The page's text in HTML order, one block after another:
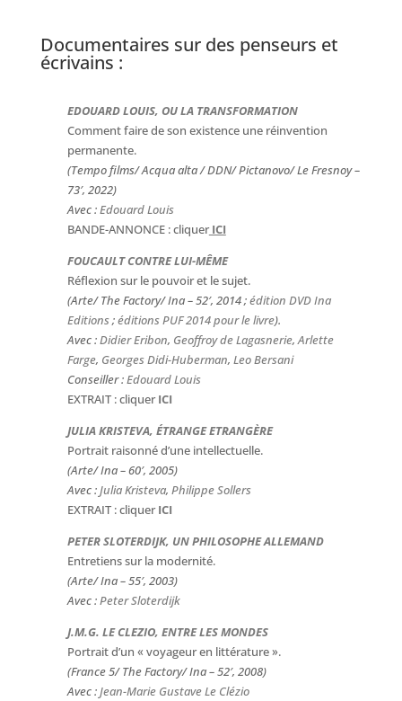
Documentaires sur des penseurs et
écrivains :
EDOUARD LOUIS, OU LA TRANSFORMATION
Comment faire de son existence une réinvention
permanente.
(Tempo films/ Acqua alta / DDN/ Pictanovo/ Le Fresnoy –
73′, 2022)
Avec :Edouard Louis
BANDE-ANNONCE : cliquerICI
FOUCAULT CONTRE LUI-MÊME
Réflexion sur le pouvoir et le sujet.
(Arte/ The Factory/ Ina – 52′, 2014 ;édition DVD Ina
Editions;éditions PUF 2014 pour le livre).
Avec :Didier Eribon, Geoffroy de Lagasnerie,Arlette
Farge, Georges Didi-Huberman, Leo Bersani
Conseiller :Edouard Louis
EXTRAIT : cliquerICI
JULIA KRISTEVA, ÉTRANGE ETRANGÈRE
Portrait raisonné d’une intellectuelle.
(Arte/ Ina – 60′, 2005)
Avec :Julia Kristeva, Philippe Sollers
EXTRAIT : cliquerICI
PETER SLOTERDIJK, UN PHILOSOPHE ALLEMAND
Entretiens sur la modernité.
(Arte/ Ina – 55′, 2003)
Avec :Peter Sloterdijk
J.M.G. LE CLEZIO, ENTRE LES MONDES
Portrait d’un « voyageur en littérature ».
(France 5/ The Factory/ Ina – 52′, 2008)
Avec :Jean-Marie Gustave Le Clézio